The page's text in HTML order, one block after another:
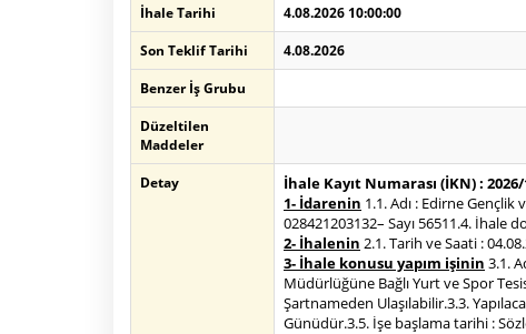
İhale Tarihi
4.08.2026 10:00:00
Son Teklif Tarihi
4.08.2026
Benzer İş Grubu
Düzeltilen
Maddeler
Detay
İhale Kayıt Numarası (İKN) : 2026/
1- İdarenin 1.1. Adı : Edirne
028421203132– Sayı 56511.4.
2- İhalenin 2.1. Tarih ve Saati :
3- İhale konusu yapım işinin 3.1.
Müdürlüğüne Bağlı Yurt ve Spor
Şartnameden Ulaşılabilir.3.3.
Günüdür.3.5. İşe başlama tarihi :